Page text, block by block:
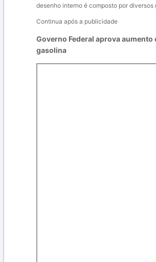
desenho interno é composto por diversos
Continua após a publicidade
Governo Federal aprova aumento
gasolina